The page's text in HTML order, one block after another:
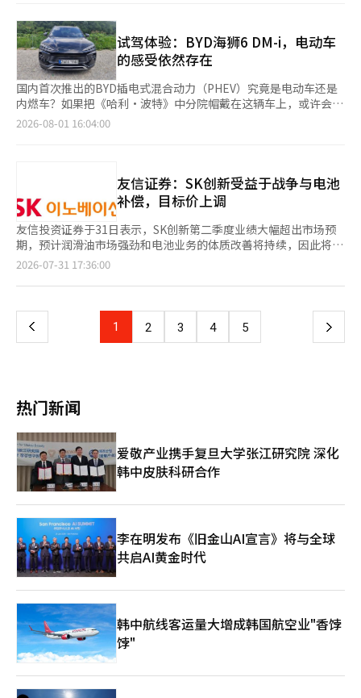
内人士表示：“在新车注册中，环保车的比例接近60%，如果消费
税减免优惠结束，消费者将面临实际价格上涨，这将直接打击需
求。”他指出，在出口和内需双双低迷的情况下，原本依靠相对稳
定的HEV和EV需求维持的行业将受到重大冲击。 不过，政府计划
将消费税减免转为财政支持，以提高制度的效率。目前，财政部正
在与相关部门协商扩大对电动车和氢燃料电池车的补贴。政府相关
人士表示：“我们将根据市场情况逐步缩减电动车和氢燃料电池车
的减免额度，并转为财政支持，以便在需要的地方提供支持，从而
付款。PV5乘用车型还新推出了可在到期时将车辆价格的最高60%
延迟支付的残值保障分期付款计划。 在车辆持有阶段，基于实时
车辆数据的预警诊断系统将在今年下半年进行试点，提前识别异常
迹象。同时，EV家门口试驾项目和售后市场产品也将扩大，以提
高客户便利性。 起亚还将进一步扩大电动车转型和再购买促进的
以旧换新业务。内燃机车辆的所有者在出售给起亚认证二手车后购
买电动车时，可获得70万元的新车折扣和50万元的补偿销售额，
最高可享受120万元的优惠。 电动车所有者购买新电动车时，补偿
（SoH）、充放电次数等详细信息，以提高残值和市场信任度。 起
亚国内业务总部副总裁郑元正表示：“我们将为客户提供涵盖产
品、购买、持有及残值的电动车生命周期全方位的差异化体
验。”※ 本报道经人工智能（AI）系统翻译与编辑。
6594辆，起亚EV4 1万4502辆，起亚PV5 1万4013辆。 现代汽车
和起亚于2014年推出了Soul EV，正式进入欧洲电动车市场。截至
今年上半年，欧洲累计电动车销售量已达104万7028辆。自市场进
入9年以来，2023年累计销量突破50万辆，并在5月超过100万
辆。 目前，两家公司在欧洲销售14种电动车，其中11种为专用电
动车。现代汽车销售IONIQ 5、IONIQ 5 N、IONIQ 6和IONIQ 9，起
亚则销售EV2、EV3、EV4、EV5、EV6、EV9和PV5。 下半年，现
代汽车计划在对小型车需求较大的欧洲市场推出IONIQ 3，以增强
的导向移动性（PBV）。※ 本报道经人工智能（AI）系统翻译与编
试驾体验：BYD海狮6 DM-i，电动车
的感受依然存在
国内首次推出的BYD插电式混合动力（PHEV）究竟是电动车还是
内燃车？如果把《哈利·波特》中分院帽戴在这辆车上，或许会被
判定为“电动车”。虽然它同时配备了汽油发动机和电动机，但车
并排设置了电动充电口和加油口，插电式混合动力的特点从外观上
就显露无遗。 坐上驾驶座，启动引擎时，12.3英寸的数字仪表盘显
示出总行驶里程为970公里。代表汽油的加油口图标显示931公
里，而电动车功能的电池图标则显示剩余66%。车辆程序分析出，
纯电动模式下可以行驶39公里。 在首尔道峰区到九老区的东部干
线道路和内部循环路上试驾海狮6 DM-i。15.6英寸的旋转智能驾驶
舱与Kakao导航自然联动，可以直观地查看车辆信息和路线指引。
整体驾驶感受较为沉稳。在将驾驶模式设置为电动车（EV）时，
电动机特有的“嗡”声伴随着瞬时扭矩推动车辆前进。尽管车身沉
重，但运动感却十分灵活。电动车特有的安静性在整个驾驶过程中
技术——双模智能（DM-i）系统。1.5升涡轮增压汽油发动机与水
换为电动机单独驱动、发动机单独驱动或电动机与发动机并行驱
动。然而，在急加速或爬坡时，发动机的存在感会明显增强。 在
混合动力模式下行驶时，电池电量从22%微增至24%。这是因为
发动机充当了自发电机的角色，间歇性地为电池充电。之后再次切
换回电动车模式进行驾驶，充分感受到了插电式混合动力的优势。
※ 本报道经人工智能（AI）系统翻译与编辑。
2026-08-01 16:04:00
友信证券：SK创新受益于战争与电池
补偿，目标价上调
友信投资证券于31日表示，SK创新第二季度业绩大幅超出市场预
期，预计润滑油市场强劲和电池业务的体质改善将持续，因此将目
标股价从16万韩元上调至17万1000韩元，维持“买入”评级。 友
利惊喜，远超我们的预期。”他指出：“虽然由于多项一次性因素
SK（BOSK）合资公司的结束带来的固定成本节约，以及润滑油市
场的强劲表现，良好的业绩持续条件已然形成。” 他进一步表
SK On和SKIET相关的营业外损失以及SKIET的减值损失等因素的
影响，表现不如营业利润。 此外，他分析道：“润滑油业务因中
东竞争对手的供应中断，高级润滑基础油的利润上升，并且库存效
应的反映，贡献了整体业绩的惊喜。”他认为：“基于Group-Ⅲ
全球最大的生产能力，即使在供应中断的情况下也实现了差异化的
业绩，且由于俄罗斯炼油设施的停产，市场强劲的趋势可能会持续
较长时间。” 黄研究员对电池业务表示：“SK On在销量扩大、客
户补偿金和AMPC增加的推动下，经过七个季度终于实现了盈利转
正。”他展望道：“随着BOSK合资公司的结束，田纳西工厂将转
变为SK On独立法人，基于固定成本的节约和独立的决策体系，将
灵活应对当地电动车（EV）和储能设备（ESS）的需求。” 他还
预测：“第三季度由于原材料投入的滞后效应和补偿金的基数效
应，预计利润将较上季度有所下降，但SK E&S的旺季到来和润滑
道经人工智能（AI）系统翻译与编辑。
2026-07-31 17:36:00
上
页
1 2 3 4 5 下
热门新闻
爱敬产业携手复旦大学张江研究院 深化
韩中皮肤科研合作
李在明发布《旧金山AI宣言》将与全球
共启AI黄金时代
韩中航线客运量大增成韩国航空业"香饽
饽"